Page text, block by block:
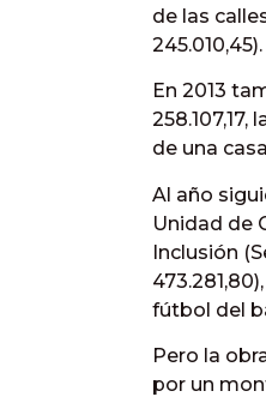
de las
245.010,45).
En 2013
de una
Al año
Unidad de
Inclusión
fútbol del
Pero la
por un